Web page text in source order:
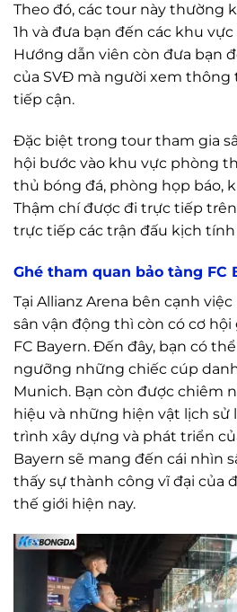
Theo đó, các tour này thường
1h và đưa bạn đến các khu
Hướng dẫn viên còn đưa bạn
của SVĐ mà người xem
tiếp cận.
Đặc biệt trong tour tham gia
hội bước vào khu vực phòng
thủ bóng đá, phòng họp báo,
Thậm chí được đi trực tiếp
trực tiếp các trận đấu kịch
Ghé tham quan bảo tàng FC
Tại Allianz Arena bên cạnh
sân vận động thì còn có cơ
FC Bayern. Đến đây, bạn có
ngưỡng những chiếc cúp
Munich. Bạn còn được chiêm
hiệu và những hiện vật lịch sử
trình xây dựng và phát triển
Bayern sẽ mang đến cái nhìn
thấy sự thành công vĩ đại của
thế giới hiện nay.